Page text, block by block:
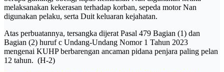
melaksanakan kekerasan terhadap korban, sepeda motor Nan
digunakan pelaku, serta Duit keluaran kejahatan.
Atas perbuatannya, tersangka dijerat Pasal 479 Bagian (1) dan
Bagian (2) huruf c Undang-Undang Nomor 1 Tahun 2023
mengenai KUHP berbarengan ancaman pidana penjara paling pelan
12 tahun. (H-2)